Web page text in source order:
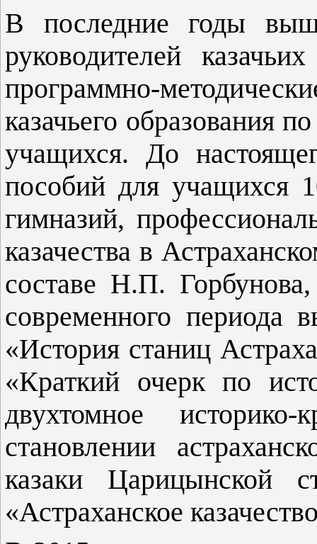
В последние годы
руководителей
программно-
казачьего образования
учащихся. До
пособий для учащихся
гимназий,
казачества в
составе Н.П.
современного
«История станиц
«Краткий очерк по
двухтомное историко-
становлении
казаки
«Астраханское